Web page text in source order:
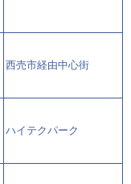
西売市経由中心街
ハイテクパーク